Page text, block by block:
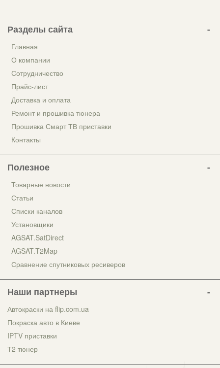
Разделы сайта
Главная
О компании
Сотрудничество
Прайс-лист
Доставка и оплата
Ремонт и прошивка тюнера
Прошивка Смарт ТВ приставки
Контакты
Полезное
Товарные новости
Статьи
Списки каналов
Установщики
AGSAT.SatDirect
AGSAT.T2Map
Сравнение спутниковых ресиверов
Наши партнеры
Автокраски на flip.com.ua
Покраска авто в Киеве
IPTV приставки
Т2 тюнер